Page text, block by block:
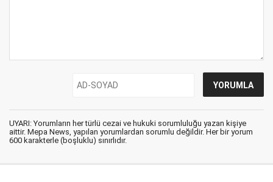
UYARI: Yorumların her türlü cezai ve hukuki sorumluluğu yazan kişiye
aittir. Mepa News, yapılan yorumlardan sorumlu değildir. Her bir yorum
600 karakterle (boşluklu) sınırlıdır.